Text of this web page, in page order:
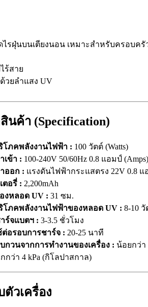
ไรฝุ่นบนเตียงนอน เหมาะสำหรับครอบค
ร้สาย
วยลำแสง UV
นค้า (Specification)
โภคพลังงานไฟฟ้า : 100 วัตต์ (Watts)
เข้า : 100-240V 50/60Hz 0.8 แอมป์ (Amps)
ออก : แรงดันไฟฟ้ากระแสตรง 22V 0.8 แ
ตอรี่ : 2,200mAh
งหลอด UV : 31 ซม.
โภคพลังงานไฟฟ้าของหลอด UV : 8-10 วั
ร์จแบตฯ : 3-3.5 ชั่วโมง
ต่อรอบการชาร์จ : 20-25 นาที
กวนจากการทำงานของเครื่อง : น้อยกว่า
กว่า 4 kPa (กิโลปาสกาล)
วเครื่อง